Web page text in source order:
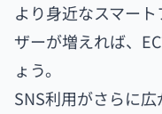
より身近なスマー
ザーが増えれば、
ょう。
SNS利用がさらに広